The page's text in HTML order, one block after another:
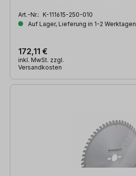
Art.-Nr.: K-111615-250-010
Auf Lager, Lieferung in 1-2 Werktagen
172,11 €
inkl. MwSt. zzgl.
Versandkosten